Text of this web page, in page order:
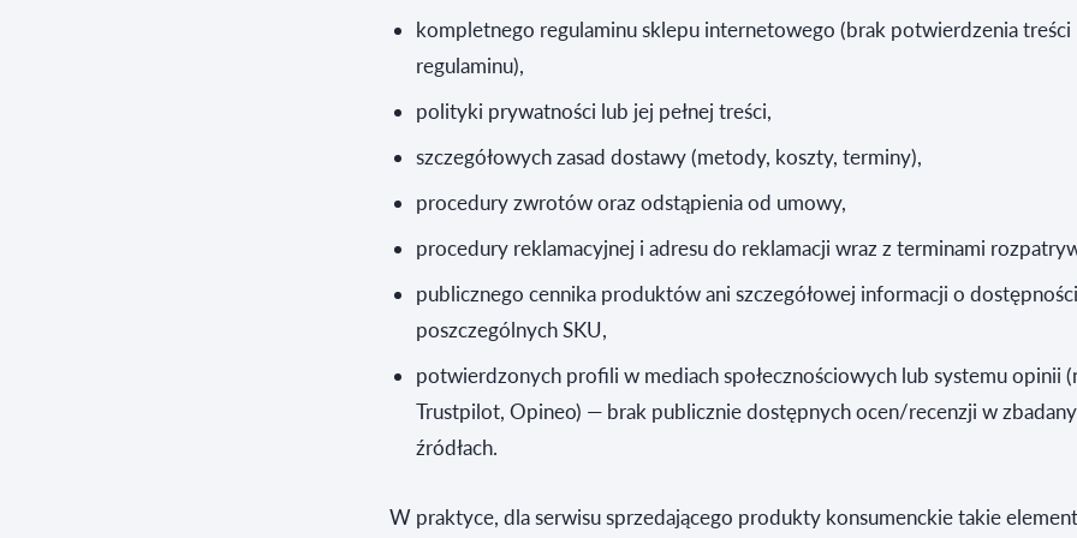
kompletnego regulaminu sklepu internetowego (brak potwierdzenia treści
regulaminu),
polityki prywatności lub jej pełnej treści,
szczegółowych zasad dostawy (metody, koszty, terminy),
procedury zwrotów oraz odstąpienia od umowy,
procedury reklamacyjnej i adresu do reklamacji wraz z terminami
publicznego cennika produktów ani szczegółowej informacji o dostępności
poszczególnych SKU,
potwierdzonych profili w mediach społecznościowych lub systemu opinii
Trustpilot, Opineo) — brak publicznie dostępnych ocen/recenzji w
źródłach.
W praktyce, dla serwisu sprzedającego produkty konsumenckie takie